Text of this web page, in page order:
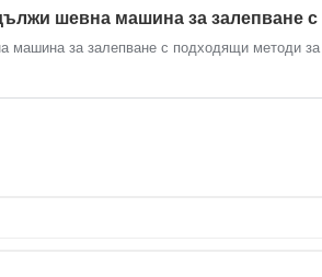
машина за залепване с подходящи методи за